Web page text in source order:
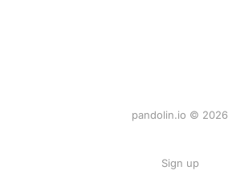
pandolin.io © 2026
Sign up